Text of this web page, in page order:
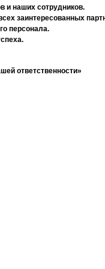
и наших сотрудников.
заинтересованных
персонала.
ответственности»